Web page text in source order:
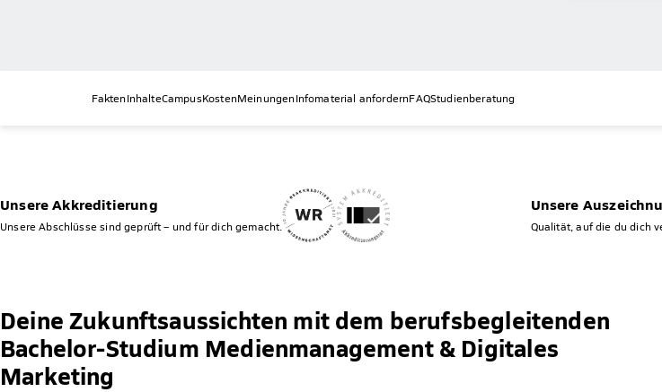
FaktenInhalteCampusKostenMeinungenInfomaterial anfordernFAQStudienberatung
Unsere Akkreditierung
Unsere Abschlüsse sind geprüft – und für dich gemacht.
Unsere
Qualität, auf die du dich
Deine Zukunftsaussichten mit dem berufsbegleitenden
Bachelor-Studium Medienmanagement & Digitales
Marketing